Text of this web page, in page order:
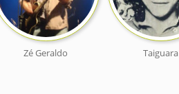
Zé Geraldo Taiguara